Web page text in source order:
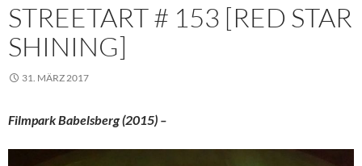
STREETART # 153 [RED STAR
SHINING]
31. MÄRZ 2017
Filmpark Babelsberg (2015) –